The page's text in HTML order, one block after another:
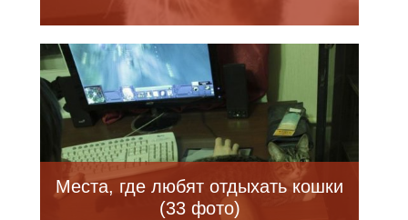
Места, где любят отдыхать кошки
(33 фото)